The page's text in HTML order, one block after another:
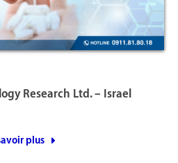
Research Ltd. – Israel
plus